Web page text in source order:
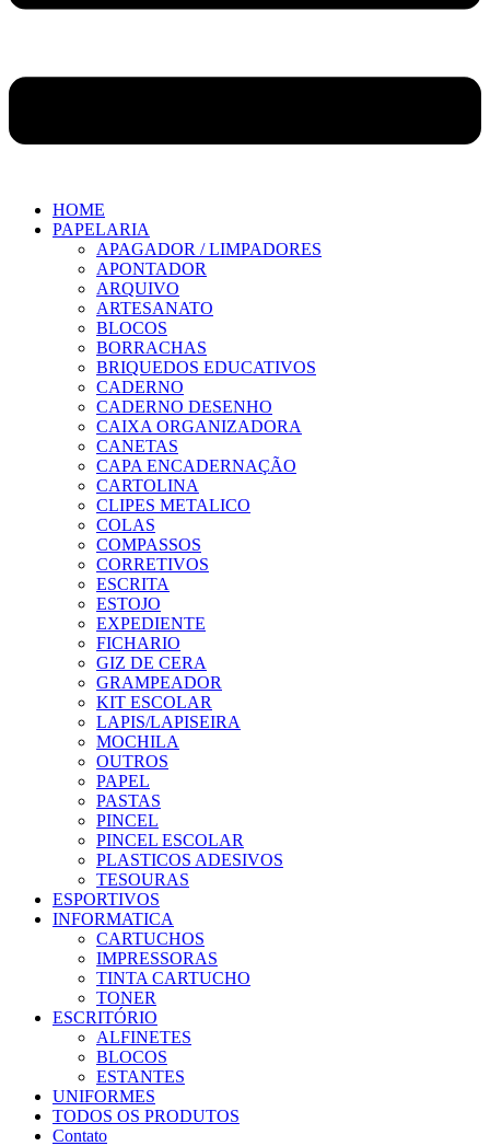
HOME
PAPELARIA
APAGADOR / LIMPADORES
APONTADOR
ARQUIVO
ARTESANATO
BLOCOS
BORRACHAS
BRIQUEDOS EDUCATIVOS
CADERNO
CADERNO DESENHO
CAIXA ORGANIZADORA
CANETAS
CAPA ENCADERNAÇÃO
CARTOLINA
CLIPES METALICO
COLAS
COMPASSOS
CORRETIVOS
ESCRITA
ESTOJO
EXPEDIENTE
FICHARIO
GIZ DE CERA
GRAMPEADOR
KIT ESCOLAR
LAPIS/LAPISEIRA
MOCHILA
OUTROS
PAPEL
PASTAS
PINCEL
PINCEL ESCOLAR
PLASTICOS ADESIVOS
TESOURAS
ESPORTIVOS
INFORMATICA
CARTUCHOS
IMPRESSORAS
TINTA CARTUCHO
TONER
ESCRITÓRIO
ALFINETES
BLOCOS
ESTANTES
UNIFORMES
TODOS OS PRODUTOS
Contato